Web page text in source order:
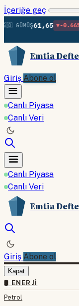
İçeriğe geç
61,65 ▼-0.66% •
Emtia
Giriş Abone ol
Canlı Piyasa
Canlı Veri
Canlı Piyasa
Canlı Veri
Emtia
Giriş Abone ol
Kapat
🛢 ENERJI
Petrol